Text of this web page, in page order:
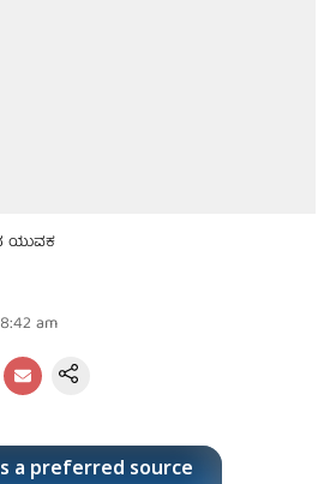
ಯುವಕ
am
a preferred source